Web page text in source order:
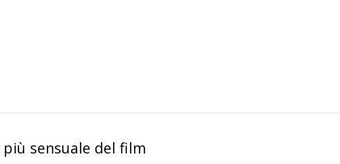
più sensuale del film